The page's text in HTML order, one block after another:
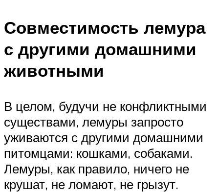
Совместимость лемура
с другими домашними
животными
В целом, будучи не конфликтными
существами, лемуры запросто
уживаются с другими домашними
питомцами: кошками, собаками.
Лемуры, как правило, ничего не
крушат, не ломают, не грызут.